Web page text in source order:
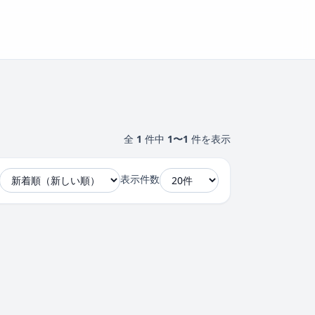
全 1 件中 1〜1 件を表示
表示件数